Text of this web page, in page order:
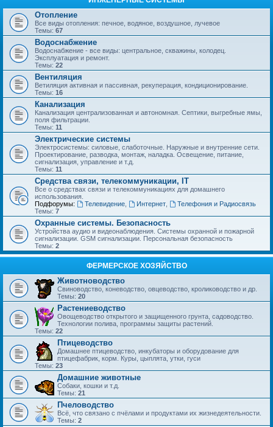
Отопление
Все виды отопления: печное, водяное, воздушное, лучевое
Темы: 67
Водоснабжение
Водоснабжение - все виды: центральное, скважины, колодец.
Эксплуатация и ремонт.
Темы: 22
Вентиляция
Ветиляция активная и пассивная, рекуперация, кондиционирование.
Темы: 16
Канализация
Канализация централизованная и автономная. Септики, выгребные ямы,
поля фильтрации.
Темы: 11
Электрические системы
Электросистемы: силовые, слаботочные. Наружные и внутренние сети.
Проектирование, разводка, монтаж, наладка. Освещение, питание,
сигнализация, управление и т.д.
Темы: 11
Средства связи, телекоммуникации, IT
Все о средствах связи и телекоммуникациях для домашнего
использования.
Подфорумы:
Телевидение, Интернет,
Телефония и Радиосвязь
Темы: 7
Охранные системы. Безопасность
Устройства аудио и видеонаблюдения. Системы охранной и пожарной
сигнализации. GSM сигнализации. Персональная безопасность
Темы: 2
ФЕРМЕРСКОЕ ХОЗЯЙСТВО
Животноводство
Свиноводство, коневодство, овцеводство, кролиководство и др.
Темы: 20
Растениеводство
Овощеводство открытого и защищенного грунта, садоводство.
Технологии полива, программы защиты растений.
Темы: 22
Птицеводство
Домашнее птицеводство, инкубаторы и оборудование для
птицефабрик, корм. Куры, цыплята, утки, гуси
Темы: 23
Домашние животные
Собаки, кошки и т.д.
Темы: 21
Пчеловодство
Всё, что связано с пчёлами и продуктами их жизнедеятельности.
Темы: 2